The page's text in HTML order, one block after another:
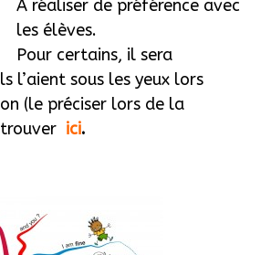
A réaliser de préférence avec
les élèves.
Pour certains, il sera
l’aient sous les yeux lors
(le préciser lors de la
ici.